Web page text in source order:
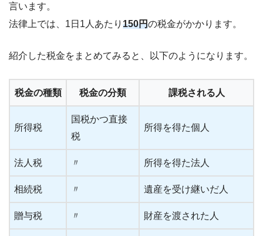
言います。
法律上では、1日1人あたり 150円の税金がかかります。
紹介した税金をまとめてみると、以下のようになります。
税金の種類 税金の分類 課税される人
所得税
国税かつ直接
税
所得を得た個人
法人税 〃 所得を得た法人
相続税 〃 遺産を受け継いだ人
贈与税 〃 財産を渡された人